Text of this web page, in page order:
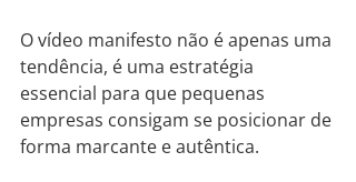
O vídeo manifesto não é apenas uma
tendência, é uma estratégia
essencial para que pequenas
empresas consigam se posicionar de
forma marcante e autêntica.